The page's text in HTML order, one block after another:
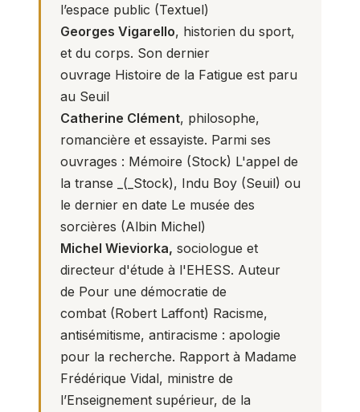
l’espace public (Textuel)
Georges Vigarello, historien du sport,
et du corps. Son dernier
ouvrage Histoire de la Fatigue est paru
au Seuil
Catherine Clément, philosophe,
romancière et essayiste. Parmi ses
ouvrages : Mémoire (Stock) L'appel de
la transe _(_Stock), Indu Boy (Seuil) ou
le dernier en date Le musée des
sorcières (Albin Michel)
Michel Wieviorka, sociologue et
directeur d'étude à l'EHESS. Auteur
de Pour une démocratie de
combat (Robert Laffont) Racisme,
antisémitisme, antiracisme : apologie
pour la recherche. Rapport à Madame
Frédérique Vidal, ministre de
l’Enseignement supérieur, de la